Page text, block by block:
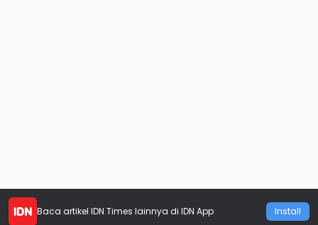
Baca artikel IDN Times lainnya di IDN App Install